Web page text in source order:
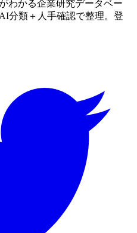
わかる企業研究データベー
分類＋人手確認で整理。登